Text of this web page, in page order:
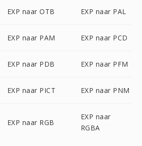
EXP naar OTB EXP naar PAL
EXP naar PAM EXP naar PCD
EXP naar PDB EXP naar PFM
EXP naar PICT EXP naar PNM
EXP naar RGB
EXP naar
RGBA